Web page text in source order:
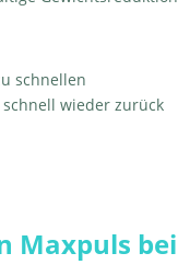
schnellen
wieder zurück
Maxpuls bei